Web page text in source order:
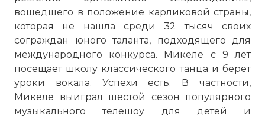
вошедшего в положение карликовой страны,
которая не нашла среди 32 тысяч своих
сограждан юного таланта, подходящего для
международного конкурса. Микеле с 9 лет
посещает школу классического танца и берет
уроки вокала. Успехи есть. В частности,
Микеле выиграл шестой сезон популярного
музыкального телешоу для детей и